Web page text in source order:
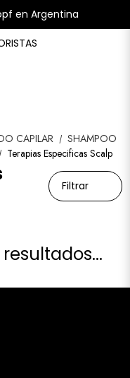
en Argentina
CAPILAR / SHAMPOO
Terapias Especificas Scalp
Filtrar